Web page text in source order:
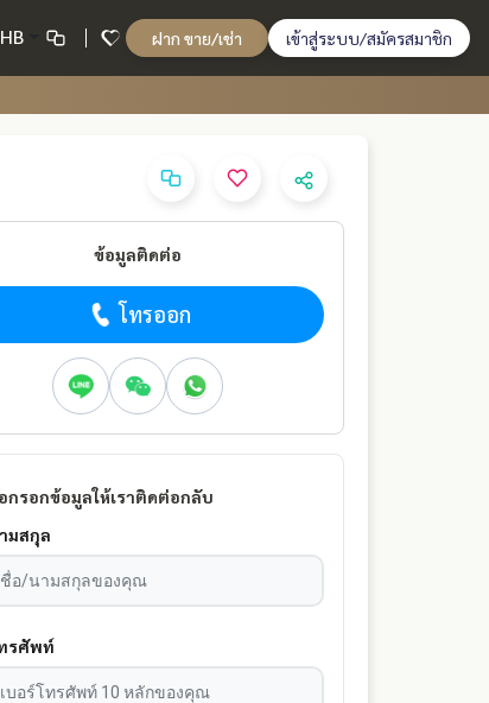
ฝาก ขาย/เช่า เข้าสู่ระบบ/สมัครสมาชิก
ข้อมูลติดต่อ
โทรออก
กรอกข้อมูลให้เราติดต่อกลับ
มสกุล
รศัพท์